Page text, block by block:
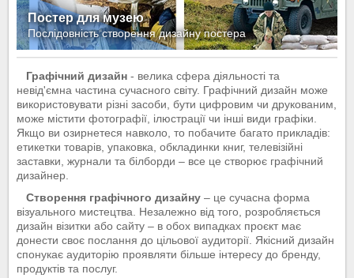
Постер для музею
Послідовність створення дизайну постера
Графічний дизайн- велика сфера діяльності та
невід'ємна частина сучасного світу. Графічний дизайн може
використовувати різні засоби, бути цифровим чи друкованим,
може містити фотографії, ілюстрації чи інші види графіки.
Якщо ви озирнетеся навколо, то побачите багато прикладів:
етикетки товарів, упаковка, обкладинки книг, телевізійні
заставки, журнали та білборди – все це створює графічний
дизайнер.
Створення графічного дизайну– це сучасна форма
візуального мистецтва. Незалежно від того, розробляється
дизайн візитки або сайту – в обох випадках проєкт має
донести своє послання до цільової аудиторії. Якісний дизайн
спонукає аудиторію проявляти більше інтересу до бренду,
продуктів та послуг.